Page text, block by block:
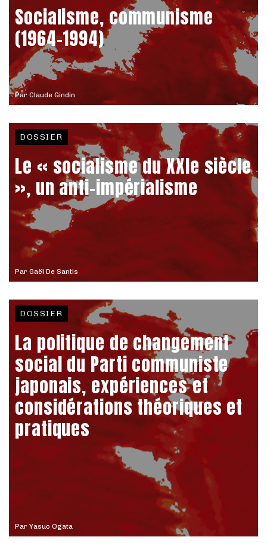
Par Claude Gindin
Socialisme, communisme
(1964-1994)
Par Gaël De Santis
DOSSIER
Le « socialisme du XXIe siècle
», un anti-impérialisme
Par Yasuo Ogata
DOSSIER
La politique de changement
social du Parti communiste
japonais, expériences et
considérations théoriques et
pratiques